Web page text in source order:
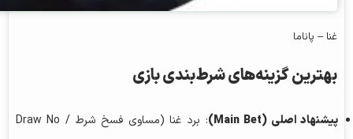
غنا – پاناما
بهترین گزینه‌های شرط‌بندی بازی
پیشنهاد اصلی (Main Bet)
: برد غنا (مساوی فسخ شرط / Draw No